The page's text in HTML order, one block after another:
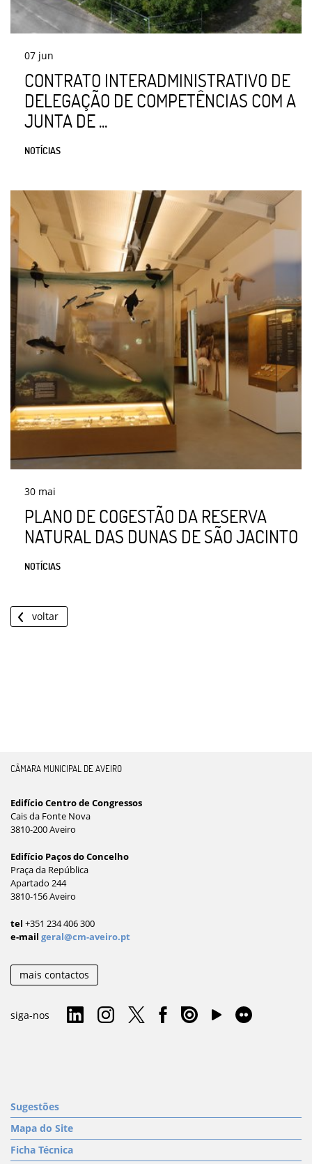
07 jun
CONTRATO INTERADMINISTRATIVO DE
DELEGAÇÃO DE COMPETÊNCIAS COM A
JUNTA DE ...
NOTÍCIAS
30 mai
PLANO DE COGESTÃO DA RESERVA
NATURAL DAS DUNAS DE SÃO JACINTO
NOTÍCIAS
voltar
CÂMARA MUNICIPAL DE AVEIRO
Edifício Centro de Congressos
Cais da Fonte Nova
3810-200 Aveiro
Edifício Paços do Concelho
Praça da República
Apartado 244
3810-156 Aveiro
tel +351 234 406 300
e-mail geral@cm-aveiro.pt
mais contactos
siga-nos
Sugestões
Mapa do Site
Ficha Técnica